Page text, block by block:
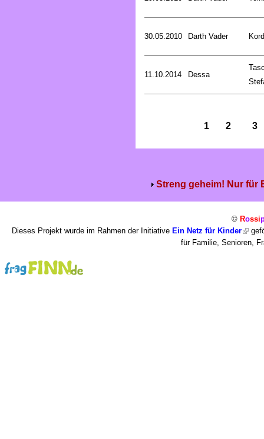
30.05.2010 Darth Vader
11.10.2014 Dessa
1 2 3
Streng geheim! Nur für
© Rossi
Dieses Projekt wurde im Rahmen der Initiative Ein Netz für Kinder
für Familie, Senioren,